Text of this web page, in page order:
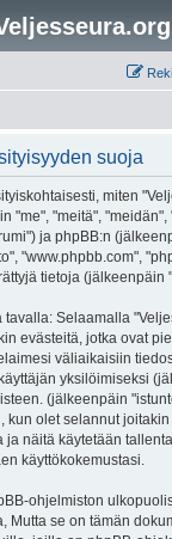
suoja
miten
"me", "meitä",
ja phpBB:n
"www.phpbb.com",
tietoja (jälkeenpäin
Selaamalla
evästeitä, jotka ovat
väliaikaisiin
yksilöimiseksi
(jälkeenpäin
kun olet selannut
ja näitä käytetään
käyttökokemustasi.
ohjelmiston
Mutta se on tämän